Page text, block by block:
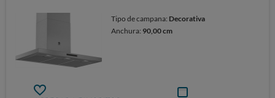
Tipo de campana: Decorativa
Anchura: 90,00 cm